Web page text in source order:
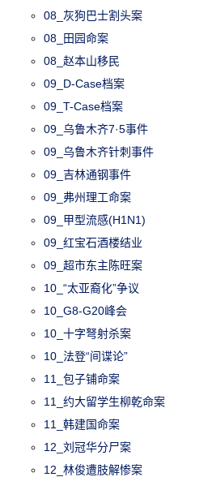
08_灰狗巴士割头案
08_田园命案
08_赵本山移民
09_D-Case档案
09_T-Case档案
09_乌鲁木齐7·5事件
09_乌鲁木齐针刺事件
09_吉林通钢事件
09_弗州理工命案
09_甲型流感(H1N1)
09_红宝石酒楼结业
09_超市东主陈旺案
10_“太亚裔化”争议
10_G8-G20峰会
10_十字弩射杀案
10_法登“间谍论”
11_包子铺命案
11_约大留学生柳乾命案
11_韩建国命案
12_刘冠华分尸案
12_林俊遭肢解惨案